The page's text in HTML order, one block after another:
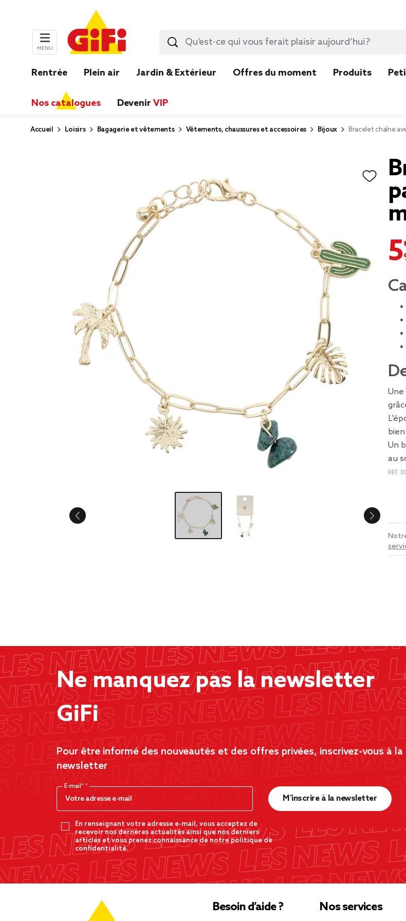
MENU
Rentrée Plein air Jardin & Extérieur Offres du moment Produits
Nos catalogues Devenir VIP
Accueil Loisirs Bagagerie et vêtements Vêtements, chaussures et accessoires Bijoux Bracelet chaîne
Une
Un
au
REF.
Ne manquez pas la newsletter
GiFi
Pour être informé des nouveautés et des offres privées, inscrivez-vous à la
newsletter
E-mail*
En renseignant votre adresse e-mail, vous acceptez de
recevoir nos dernères actualités ainsi que nos derniers
articles et vous prenez connaissance de notre politique de
confidentialité.
M’inscrire à la newsletter
Besoin d’aide ? Nos services